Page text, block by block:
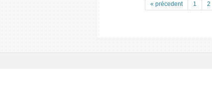
« précedent 1 2